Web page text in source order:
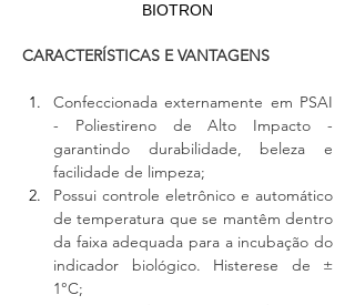
BIOTRON
CARACTERÍSTICAS E VANTAGENS
Confeccionada externamente em PSAI
- Poliestireno de Alto Impacto -
garantindo durabilidade, beleza e
facilidade de limpeza;
Possui controle eletrônico e automático
de temperatura que se mantêm dentro
da faixa adequada para a incubação do
indicador biológico. Histerese de ±
1°C;